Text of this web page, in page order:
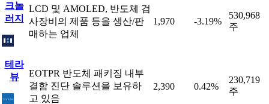
크놀
러지
LCD 및 AMOLED, 반도체 검
사장비의 제품 등을 생산/판
매하는 업체
1,970 -3.19%
530,968
주
테라
뷰
EOTPR 반도체 패키징 내부
결함 진단 솔루션을 보유하
고 있음
2,390 0.42%
230,719
주